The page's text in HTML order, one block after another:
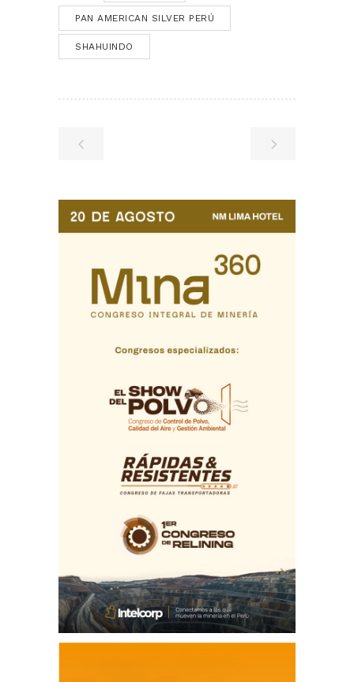
PAN AMERICAN SILVER PERÚ
SHAHUINDO